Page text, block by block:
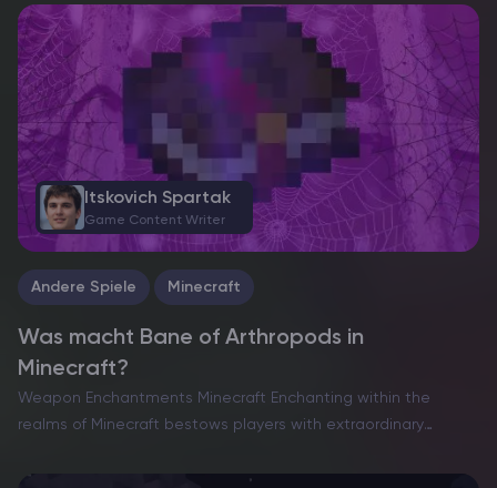
of the game. However, unlike the…
Itskovich Spartak
Game Content Writer
Andere Spiele Minecraft
Was macht Bane of Arthropods in
Minecraft?
Weapon Enchantments Minecraft Enchanting within the
realms of Minecraft bestows players with extraordinary
durability. For many, the pursuit of perfecting their arsenal